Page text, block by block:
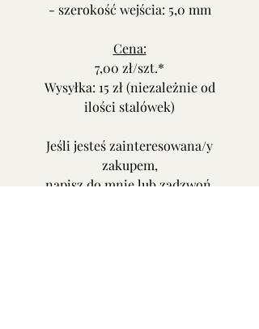
- szerokość wejścia: 5,0 mm
Cena:
7,00 zł/szt.*
Wysyłka: 15 zł (niezależnie od
ilości stalówek)
Jeśli jesteś zainteresowana/y
zakupem,
napisz do mnie lub zadzwoń.